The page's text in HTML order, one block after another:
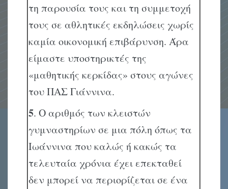
τη παρουσία τους και τη συμμετοχή
τους σε αθλητικές εκδηλώσεις χωρίς
καμία οικονομική επιβάρυνση. Άρα
είμαστε υποστηρικτές της
«μαθητικής κερκίδας» στους αγώνες
του ΠΑΣ Γιάννινα.
5. Ο αριθμός των κλειστών
γυμναστηρίων σε μια πόλη όπως τα
Ιωάννινα που καλώς ή κακώς τα
τελευταία χρόνια έχει επεκταθεί
δεν μπορεί να περιορίζεται σε ένα